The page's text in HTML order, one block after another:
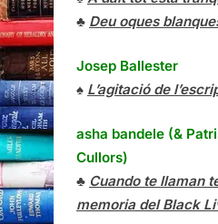
♣ Deu oques
Josep Ballester
♠ L’agitació de
asha bandele (&
Cullors)
♣ Cuando te llaman
memoria del Black